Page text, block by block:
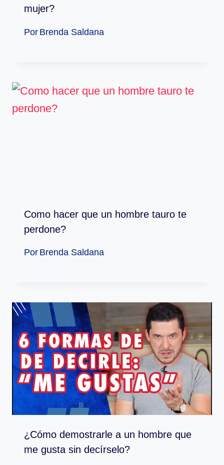
mujer?
Por Brenda Saldana
Como hacer que un hombre tauro te
perdone?
Por Brenda Saldana
¿Cómo demostrarle a un hombre que
me gusta sin decírselo?